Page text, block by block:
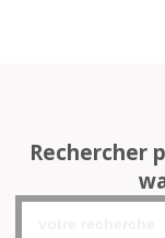
Rechercher